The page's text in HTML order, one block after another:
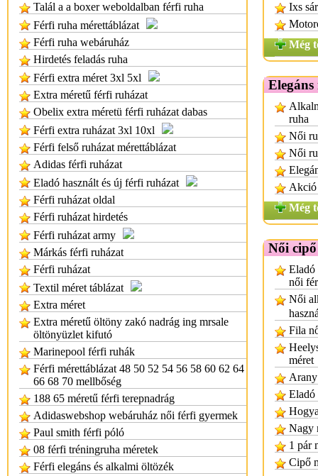
Talál a a boxer weboldalban férfi ruha
Férfi ruha mérettáblázat
Férfi ruha webáruház
Hirdetés feladás ruha
Férfi extra méret 3xl 5xl
Extra méretű férfi ruházat
Obelix extra méretü férfi ruházat dabas
Férfi extra ruházat 3xl 10xl
Férfi felső ruházat mérettáblázat
Adidas férfi ruházat
Eladó használt és új férfi ruházat
Férfi ruházat oldal
Férfi ruházat hirdetés
Férfi ruházat army
Márkás férfi ruházat
Férfi ruházat
Textil méret táblázat
Extra méret
Extra méretű öltöny zakó nadrág ing mrsale
öltönyüzlet kifutó
Marinepool férfi ruhák
Férfi mérettáblázat 48 50 52 54 56 58 60 62 64
66 68 70 mellbőség
188 65 méretű férfi terepnadrág
Adidaswebshop webáruház női férfi gyermek
Paul smith férfi póló
08 férfi tréningruha méretek
Férfi elegáns és alkalmi öltözék
Ixs
Még
ruha
Női
Női
Akció
Még
Női
Eladó
női
Női
Fila
méret
Eladó
Nagy
1 pár
Cipő